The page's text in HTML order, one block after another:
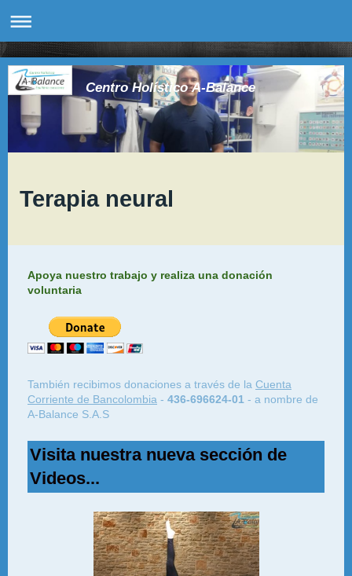
Centro Holístico A-Balance
Terapia neural
Apoya nuestro trabajo y realiza una donación
voluntaria
También recibimos donaciones a través de la Cuenta
Corriente de Bancolombia - 436-696624-01 - a nombre de
A-Balance S.A.S
Visita nuestra nueva sección de
Videos...